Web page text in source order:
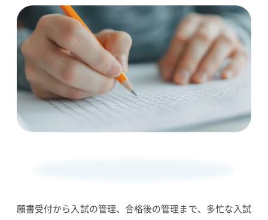
願書受付から入試の管理、合格後の管理まで、多忙な入試
募集 入試 Webポータル
サービス仕様
サポート セキュリティ システム構成 開発コンセプト
その他
システム比較 単位制について よくある質問
販売代理店
新着情報
お問い合わせ
パンフレットダウンロード